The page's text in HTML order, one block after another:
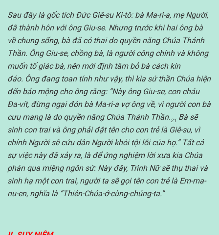
Sau đây là gốc tích Đức Giê-su Ki-tô: bà Ma-ri-a, mẹ Người,
đã thành hôn với ông Giu-se. Nhưng trước khi hai ông bà
về chung sống, bà đã có thai do quyền năng Chúa Thánh
Thần. Ông Giu-se, chồng bà, là người công chính và không
muốn tố giác bà, nên mới định tâm bỏ bà cách kín
đáo. Ông đang toan tính như vậy, thì kìa sứ thần Chúa hiện
đến báo mộng cho ông rằng: “Này ông Giu-se, con cháu
Đa-vít, đừng ngại đón bà Ma-ri-a vợ ông về, vì người con bà
cưu mang là do quyền năng Chúa Thánh Thần.21 Bà sẽ
sinh con trai và ông phải đặt tên cho con trẻ là Giê-su, vì
chính Người sẽ cứu dân Người khỏi tội lỗi của họ.” Tất cả
sự việc này đã xảy ra, là để ứng nghiệm lời xưa kia Chúa
phán qua miệng ngôn sứ: Này đây, Trinh Nữ sẽ thụ thai và
sinh hạ một con trai, người ta sẽ gọi tên con trẻ là Em-ma-
nu-en, nghĩa là “Thiên-Chúa-ở-cùng-chúng-ta.”